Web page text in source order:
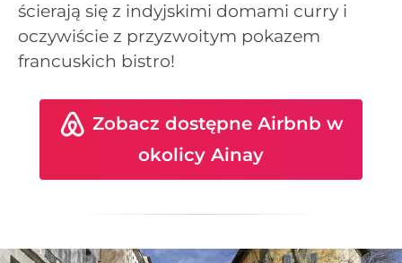
ścierają się z indyjskimi domami curry i
oczywiście z przyzwoitym pokazem
francuskich bistro!
Zobacz dostępne Airbnb w
okolicy Ainay